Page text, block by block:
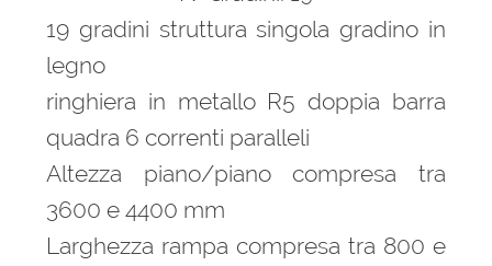
5.776,00 €.
4.053,00 €.
19 gradini struttura singola gradino in
legno
ringhiera in metallo R5 doppia barra
quadra 6 correnti paralleli
Altezza piano/piano compresa tra
3600 e 4400 mm
Larghezza rampa compresa tra 800 e